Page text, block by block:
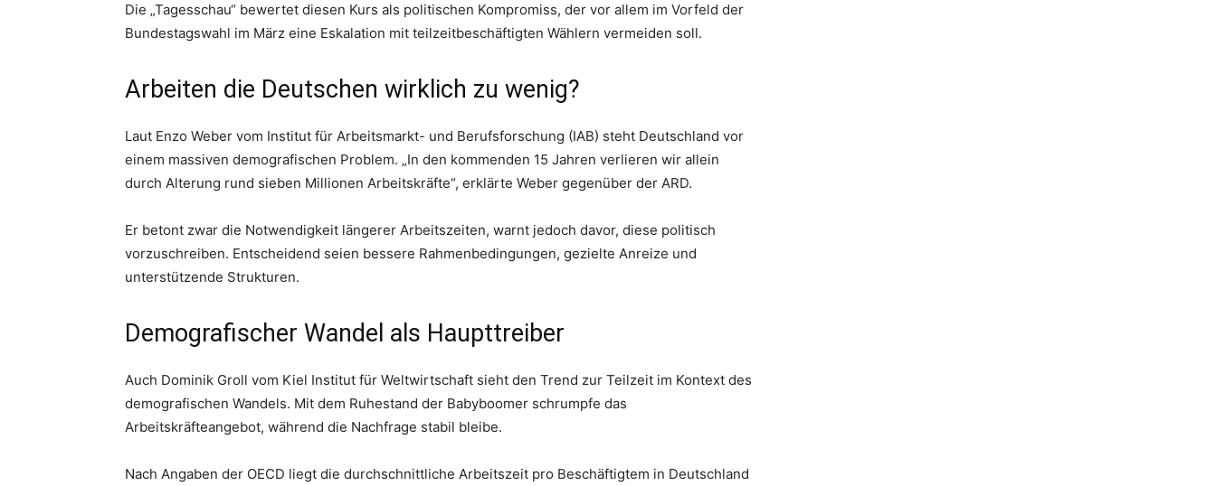
Die „Tagesschau“ bewertet diesen Kurs als politischen Kompromiss, der vor allem im Vorfeld der
Bundestagswahl im März eine Eskalation mit teilzeitbeschäftigten Wählern vermeiden soll.
Arbeiten die Deutschen wirklich zu wenig?
Laut Enzo Weber vom Institut für Arbeitsmarkt- und Berufsforschung (IAB) steht Deutschland vor
einem massiven demografischen Problem. „In den kommenden 15 Jahren verlieren wir allein
durch Alterung rund sieben Millionen Arbeitskräfte“, erklärte Weber gegenüber der ARD.
Er betont zwar die Notwendigkeit längerer Arbeitszeiten, warnt jedoch davor, diese politisch
vorzuschreiben. Entscheidend seien bessere Rahmenbedingungen, gezielte Anreize und
unterstützende Strukturen.
Demografischer Wandel als Haupttreiber
Auch Dominik Groll vom Kiel Institut für Weltwirtschaft sieht den Trend zur Teilzeit im Kontext des
demografischen Wandels. Mit dem Ruhestand der Babyboomer schrumpfe das
Arbeitskräfteangebot, während die Nachfrage stabil bleibe.
Nach Angaben der OECD liegt die durchschnittliche Arbeitszeit pro Beschäftigtem in Deutschland